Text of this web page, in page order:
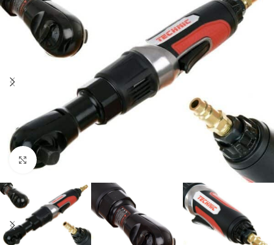
Klikni da uvećaš